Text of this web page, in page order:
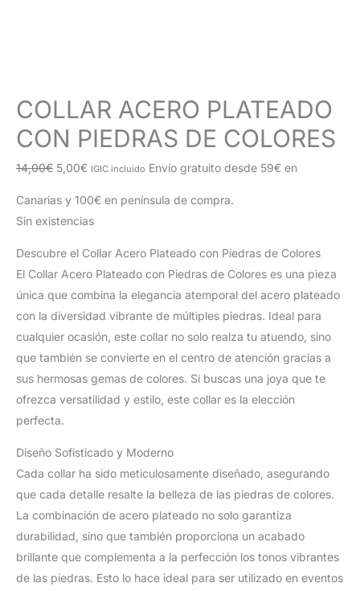
COLLAR ACERO PLATEADO
CON PIEDRAS DE COLORES
14,00€ El
original
era:
14,00€.
5,00€El
actual
es:
5,00€.
IGIC incluido Envío gratuito desde 59€ en
Canarias y 100€ en península de compra.
Sin existencias
Descubre el Collar Acero Plateado con Piedras de Colores
El Collar Acero Plateado con Piedras de Colores es una pieza
única que combina la elegancia atemporal del acero plateado
con la diversidad vibrante de múltiples piedras. Ideal para
cualquier ocasión, este collar no solo realza tu atuendo, sino
que también se convierte en el centro de atención gracias a
sus hermosas gemas de colores. Si buscas una joya que te
ofrezca versatilidad y estilo, este collar es la elección
perfecta.
Diseño Sofisticado y Moderno
Cada collar ha sido meticulosamente diseñado, asegurando
que cada detalle resalte la belleza de las piedras de colores.
La combinación de acero plateado no solo garantiza
durabilidad, sino que también proporciona un acabado
brillante que complementa a la perfección los tonos vibrantes
de las piedras. Esto lo hace ideal para ser utilizado en eventos